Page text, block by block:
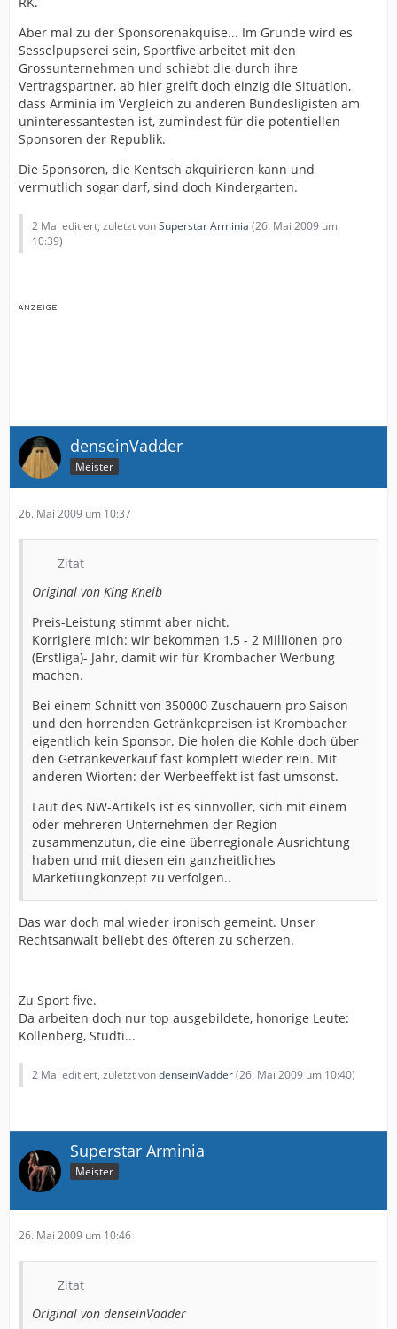
Aber mal zu der Sponsorenakquise... Im Grunde wird es
Sesselpupserei sein, Sportfive arbeitet mit den
Grossunternehmen und schiebt die durch ihre
Vertragspartner, ab hier greift doch einzig die Situation,
dass Arminia im Vergleich zu anderen Bundesligisten am
uninteressantesten ist, zumindest für die potentiellen
Sponsoren der Republik.
Die Sponsoren, die Kentsch akquirieren kann und
vermutlich sogar darf, sind doch Kindergarten.
2 Mal editiert, zuletzt vonSuperstar Arminia (26. Mai 2009 um
10:39)
denseinVadder
Meister
26. Mai 2009 um 10:37
Zitat
Original von King Kneib
Preis-Leistung stimmt aber nicht.
Korrigiere mich: wir bekommen 1,5 - 2 Millionen pro
(Erstliga)- Jahr, damit wir für Krombacher Werbung
machen.
Bei einem Schnitt von 350000 Zuschauern pro Saison
und den horrenden Getränkepreisen ist Krombacher
eigentlich kein Sponsor. Die holen die Kohle doch über
den Getränkeverkauf fast komplett wieder rein. Mit
anderen Wiorten: der Werbeeffekt ist fast umsonst.
Laut des NW-Artikels ist es sinnvoller, sich mit einem
oder mehreren Unternehmen der Region
zusammenzutun, die eine überregionale Ausrichtung
haben und mit diesen ein ganzheitliches
Marketiungkonzept zu verfolgen..
Das war doch mal wieder ironisch gemeint. Unser
Rechtsanwalt beliebt des öfteren zu scherzen.
Zu Sport five.
Da arbeiten doch nur top ausgebildete, honorige Leute:
Kollenberg, Studti...
2 Mal editiert, zuletzt vondenseinVadder(26. Mai 2009 um 10:40)
Superstar Arminia
Meister
26. Mai 2009 um 10:46
Zitat
Original von denseinVadder